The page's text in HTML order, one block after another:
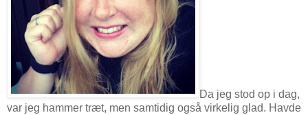
Da jeg stod op i dag,
var jeg hammer træt, men samtidig også virkelig glad. Havde